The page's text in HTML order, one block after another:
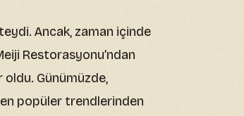
Ancak, zaman içinde
Restorasyonu’ndan
oldu. Günümüzde,
popüler trendlerinden